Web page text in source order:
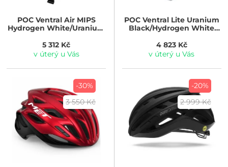
POCVentral Air MIPS
Hydrogen White/Uranium
5 312 Kč
v úterý u Vás
POCVentral Lite Uranium
Black/Hydrogen White
4 823 Kč
v úterý u Vás
-30%
3 550 Kč
-20%
2 999 Kč